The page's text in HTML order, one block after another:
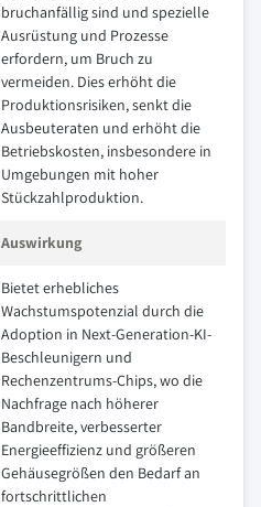
bruchanfällig sind und spezielle
Ausrüstung und Prozesse
erfordern, um Bruch zu
vermeiden. Dies erhöht die
Produktionsrisiken, senkt die
Ausbeuteraten und erhöht die
Betriebskosten, insbesondere in
Umgebungen mit hoher
Stückzahlproduktion.
Auswirkung
Bietet erhebliches
Wachstumspotenzial durch die
Adoption in Next-Generation-KI-
Beschleunigern und
Rechenzentrums-Chips, wo die
Nachfrage nach höherer
Bandbreite, verbesserter
Energieeffizienz und größeren
Gehäusegrößen den Bedarf an
fortschrittlichen